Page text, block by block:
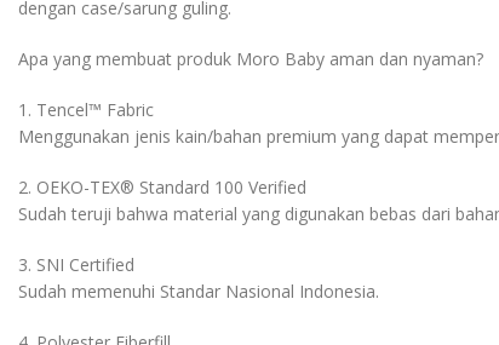
dengan case/sarung guling.
Apa yang membuat produk Moro Baby aman dan nyaman?
1. Tencel™️ Fabric
Menggunakan jenis kain/bahan premium yang dapat
2. OEKO-TEX®️ Standard 100 Verified
Sudah teruji bahwa material yang digunakan bebas dari
3. SNI Certified
Sudah memenuhi Standar Nasional Indonesia.